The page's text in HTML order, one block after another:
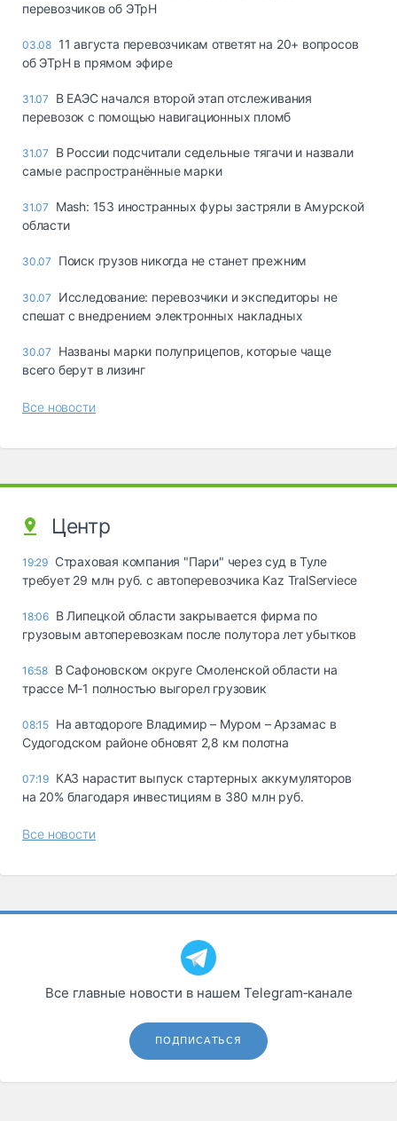
перевозчиков об ЭТрН
03.08 11 августа перевозчикам ответят на 20+ вопросов
об ЭТрН в прямом эфире
31.07
В ЕАЭС начался второй этап отслеживания
перевозок с помощью навигационных пломб
31.07
В России подсчитали седельные тягачи и назвали
самые распространённые марки
31.07
Mash: 153 иностранных фуры застряли в Амурской
области
30.07 Поиск грузов никогда не станет прежним
30.07
Исследование: перевозчики и экспедиторы не
спешат с внедрением электронных накладных
30.07
Названы марки полуприцепов, которые чаще
всего берут в лизинг
Все новости
Центр
19:29 Страховая компания "Пари" через суд в Туле
требует 29 млн руб. с автоперевозчика Kaz TralServiece
18:06 В Липецкой области закрывается фирма по
грузовым автоперевозкам после полутора лет убытков
16:58 В Сафоновском округе Смоленской области на
трассе М-1 полностью выгорел грузовик
08:15 На автодороге Владимир – Муром – Арзамас в
Судогодском районе обновят 2,8 км полотна
07:19 КАЗ нарастит выпуск стартерных аккумуляторов
на 20% благодаря инвестициям в 380 млн руб.
Все новости
Все главные новости в нашем Telegram‑канале
ПОДПИСАТЬСЯ